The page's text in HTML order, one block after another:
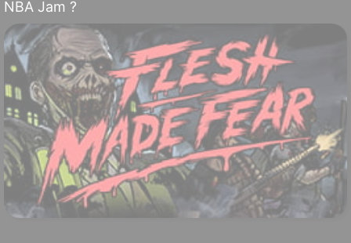
NBA Jam ?